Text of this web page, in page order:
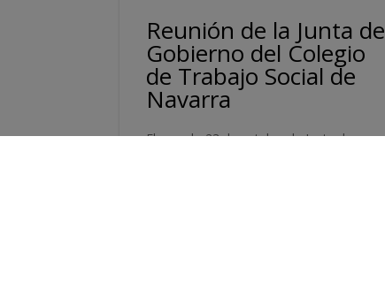
Reunión de la Junta de
Gobierno del Colegio
de Trabajo Social de
Navarra
El pasado 23 de octubre, la Junta de